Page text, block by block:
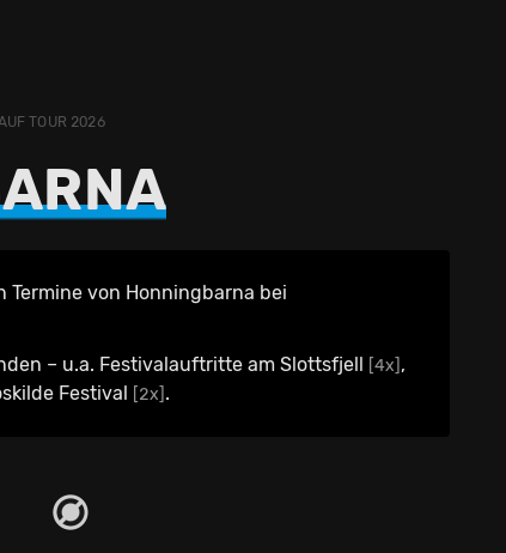
TOUR 2026
Termine von Honningbarna bei
– u.a. Festivalauftritte am Slottsfjell [4x] ,
Festival [2x] .